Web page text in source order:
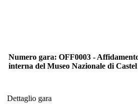
Numero gara: OFF0003 -
interna del Museo Nazionale di
Dettaglio gara